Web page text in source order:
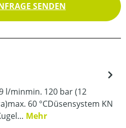
SENDEN
l/minmin. 120 bar (12
60 °CDüsensystem KN
Mehr